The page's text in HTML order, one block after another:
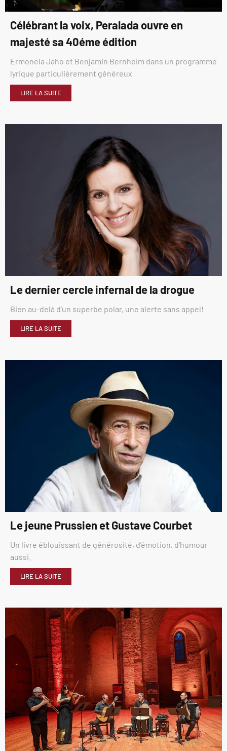
Célébrant la voix, Peralada ouvre en
majesté sa 40éme édition
Ermonela Jaho et Benjamin Bernheim dans un programme
lyrique particulièrement généreux
LIRE LA SUITE
Le dernier cercle infernal de la drogue
Bien au-delà d’un superbe polar, une alerte sans appel!
LIRE LA SUITE
Le jeune Prussien et Gustave Courbet
Un livre éblouissant de générosité, d’émotion, d’humour
aussi.
LIRE LA SUITE